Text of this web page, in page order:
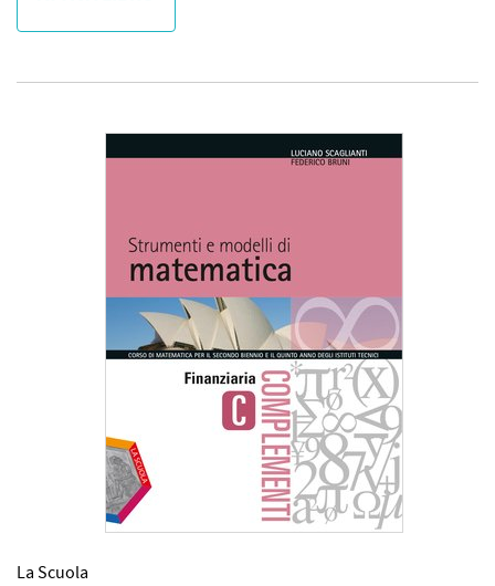
La Scuola